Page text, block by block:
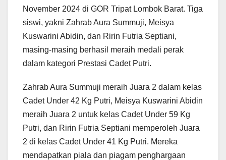
November 2024 di GOR Tripat Lombok Barat. Tiga
siswi, yakni Zahrab Aura Summuji, Meisya
Kuswarini Abidin, dan Ririn Futria Septiani,
masing-masing berhasil meraih medali perak
dalam kategori Prestasi Cadet Putri.
Zahrab Aura Summuji meraih Juara 2 dalam kelas
Cadet Under 42 Kg Putri, Meisya Kuswarini Abidin
meraih Juara 2 untuk kelas Cadet Under 59 Kg
Putri, dan Ririn Futria Septiani memperoleh Juara
2 di kelas Cadet Under 41 Kg Putri. Mereka
mendapatkan piala dan piagam penghargaan